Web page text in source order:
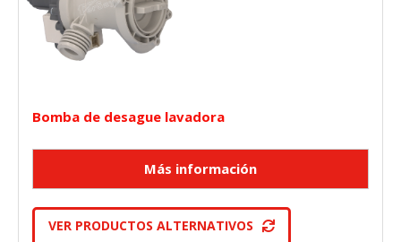
Bomba de desague lavadora
VER PRODUCTOS ALTERNATIVOS
Cookies Utilizadas:
_utma,_utmb,_utmc,_utmz,_utmt,_utmz,_atuvc,_atuvs, _ga,
_gid, _evPromtCookies
Estas cookies pueden ser establecidas a través de nuestro
utilizadas por esas empresas para crear un perfil de sus
intereses y mostrarle anuncios relevantes en otros sitios.
No almacenan directamente información personal, sino
que se basan en la identificación única de su navegador y
dispositivo de Internet.
Cookies Utilizadas: